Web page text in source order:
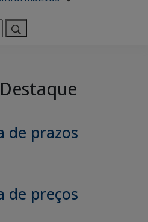
de prazos
de preços